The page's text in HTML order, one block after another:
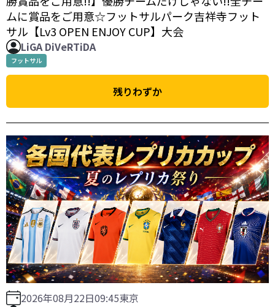
ムに賞品をご用意☆フットサルパーク吉祥寺フット
サル【Lv3 OPEN ENJOY CUP】大会
LiGA DiVeRTiDA
フットサル
残りわずか
2026年08月22日09:45東京